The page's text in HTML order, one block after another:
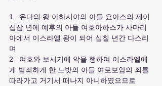
1   유다의 왕 아하시야의 아들 요아스의 제이
십삼 년에 예후의 아들 여호아하스가 사마리
아에서 이스라엘 왕이 되어 십칠 년간 다스리
며
2   여호와 보시기에 악을 행하여 이스라엘에
게 범죄하게 한 느밧의 아들 여로보암의 죄를
따라가고 거기서 떠나지 아니하였으므로